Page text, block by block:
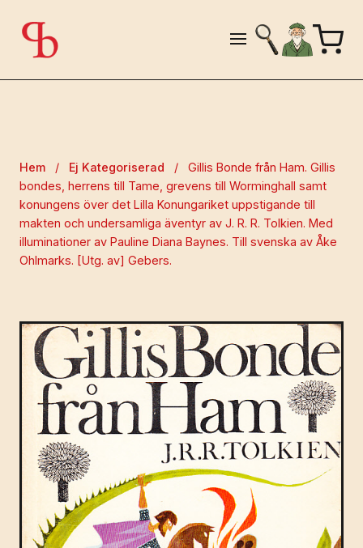
Hem / Ej Kategoriserad /
Gillis Bonde från Ham. Gillis
bondes, herrens till Tame, grevens till Worminghall samt
konungens över det Lilla Konungariket uppstigande till
makten och undersamliga äventyr av J. R. R. Tolkien. Med
illuminationer av Pauline Diana Baynes. Till svenska av Åke
Ohlmarks. [Utg. av] Gebers.